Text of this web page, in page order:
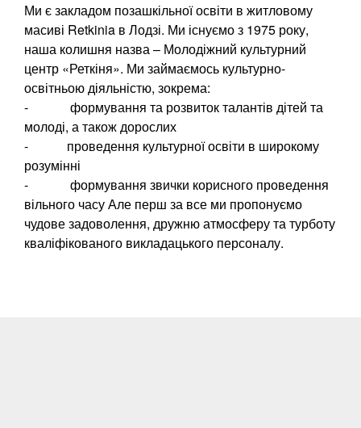
Ми є закладом позашкільної освіти в житловому
масиві Retkinia в Лодзі. Ми існуємо з 1975 року,
наша колишня назва – Молодіжний культурний
центр «Реткіня». Ми займаємось культурно-
освітньою діяльністю, зокрема:
- формування та розвиток талантів дітей та
молоді, а також дорослих
- проведення культурної освіти в широкому
розумінні
- формування звички корисного проведення
вільного часу Але перш за все ми пропонуємо
чудове задоволення, дружню атмосферу та турботу
кваліфікованого викладацького персоналу.